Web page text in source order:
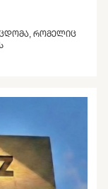
ᲠᲝᲛᲔᲚᲘᲪ